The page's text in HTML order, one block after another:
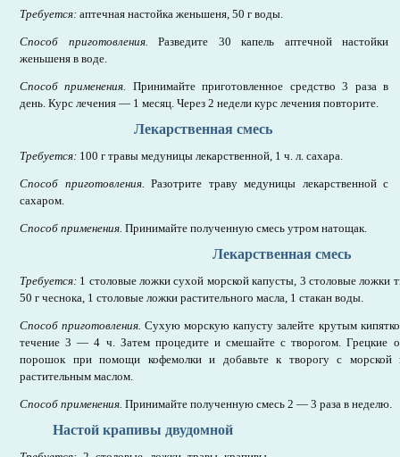
Требуется: аптечная настойка женьшеня, 50 г воды.
Способ приготовления. Разведите 30 капель аптечной настойки
женьшеня в воде.
Способ применения. Принимайте приготовленное средство 3 раза в
день. Курс лечения — 1 месяц. Через 2 недели курс лечения повторите.
Лекарственная смесь
Требуется: 100 г травы медуницы лекарственной, 1 ч. л. сахара.
Способ приготовления. Разотрите траву медуницы лекарственной с
сахаром.
Способ применения. Принимайте полученную смесь утром натощак.
Лекарственная смесь
Требуется: 1 столовые ложки сухой морской капусты, 3 столовые ложки
50 г чеснока, 1 столовые ложки растительного масла, 1 стакан воды.
Способ приготовления.Сухую морскую капусту залейте крутым
течение 3 — 4 ч. Затем процедите и смешайте с творогом. Грецкие
порошок при помощи кофемолки и добавьте к творогу с морской
растительным маслом.
Способ применения. Принимайте полученную смесь 2 — 3 раза в неделю.
Настой крапивы двудомной